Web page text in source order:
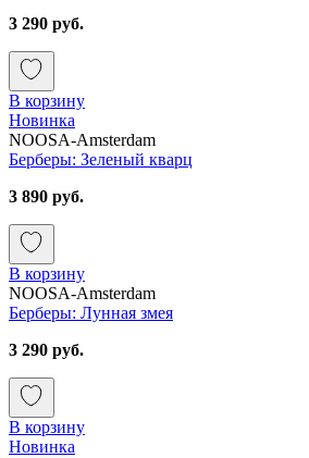
3 290 руб.
В корзину
Новинка
NOOSA-Amsterdam
Берберы: Зеленый кварц
3 890 руб.
В корзину
NOOSA-Amsterdam
Берберы: Лунная змея
3 290 руб.
В корзину
Новинка